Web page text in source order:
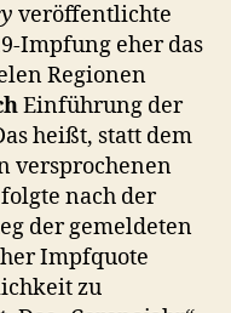
veröffentlichte
Impfung eher das
Regionen
Einführung der
heißt, statt dem
versprochenen
nach der
der gemeldeten
Impfquote
zu